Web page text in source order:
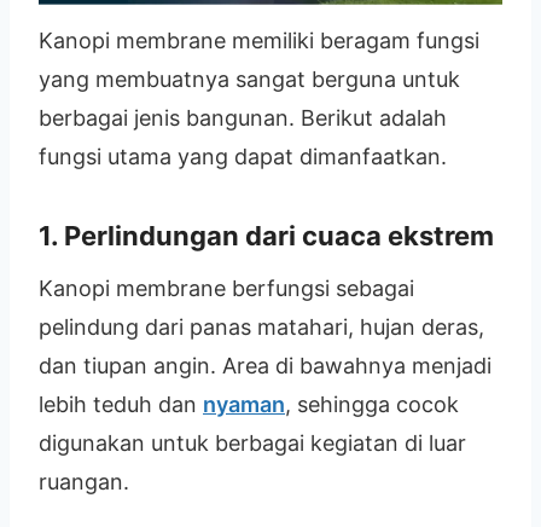
Kanopi membrane memiliki beragam fungsi
yang membuatnya sangat berguna untuk
berbagai jenis bangunan. Berikut adalah
fungsi utama yang dapat dimanfaatkan.
1. Perlindungan dari cuaca ekstrem
Kanopi membrane berfungsi sebagai
pelindung dari panas matahari, hujan deras,
dan tiupan angin. Area di bawahnya menjadi
lebih teduh dan nyaman, sehingga cocok
digunakan untuk berbagai kegiatan di luar
ruangan.